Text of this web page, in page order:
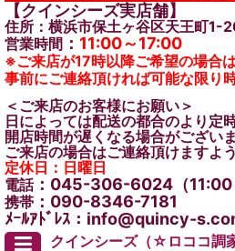
【クインシーズ実店舗】
住所：横浜市保土ヶ谷区天王町1-
営業時間 ： 11:00～17:00
※ご来店が17時以降ご希望の場合
事前にご連絡頂ければ可能な限り
＜ご来店のお客様にお願い＞
日によっては配送の都合のより定
開店時間が遅くなる場合がございま
ご来店の場合はご連絡頂けますよ
定休日：日曜日
電話：045-306-6024（11:00
携帯 ：090-8346-7181
ﾒｰﾙｱﾄﾞﾚｽ：info@quincy-
クインシーズ（☆ロココ調